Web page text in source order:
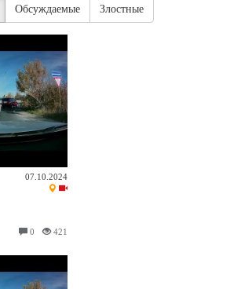
Обсуждаемые Злостные
07.10.2024
421
0